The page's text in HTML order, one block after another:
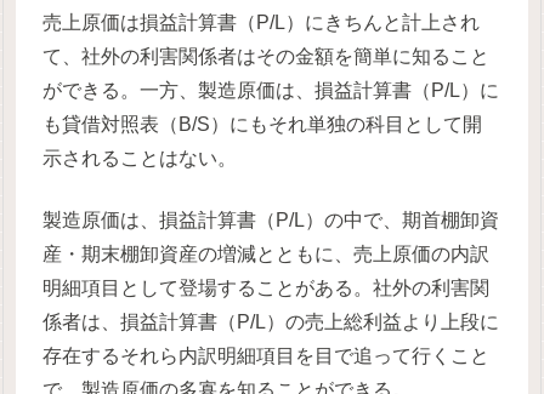
売上原価は損益計算書（P/L）にきちんと計上され
て、社外の利害関係者はその金額を簡単に知ること
ができる。一方、製造原価は、損益計算書（P/L）に
も貸借対照表（B/S）にもそれ単独の科目として開
示されることはない。
製造原価は、損益計算書（P/L）の中で、期首棚卸資
産・期末棚卸資産の増減とともに、売上原価の内訳
明細項目として登場することがある。社外の利害関
係者は、損益計算書（P/L）の売上総利益より上段に
存在するそれら内訳明細項目を目で追って行くこと
で、製造原価の多寡を知ることができる。